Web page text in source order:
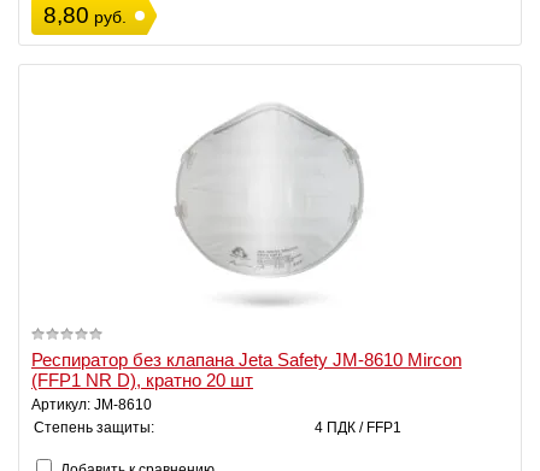
8,80 руб.
Респиратор без клапана Jeta Safety JM-8610 Mircon
(FFP1 NR D), кратно 20 шт
Артикул: JM-8610
Степень защиты:
4 ПДК / FFP1